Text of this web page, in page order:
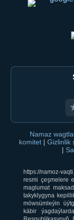
Namaz
komitet | Gizlinlik
|
https://namoz-
resmi çeşmelere
maglumat
takyklygyna
möwsümleýin
käbir